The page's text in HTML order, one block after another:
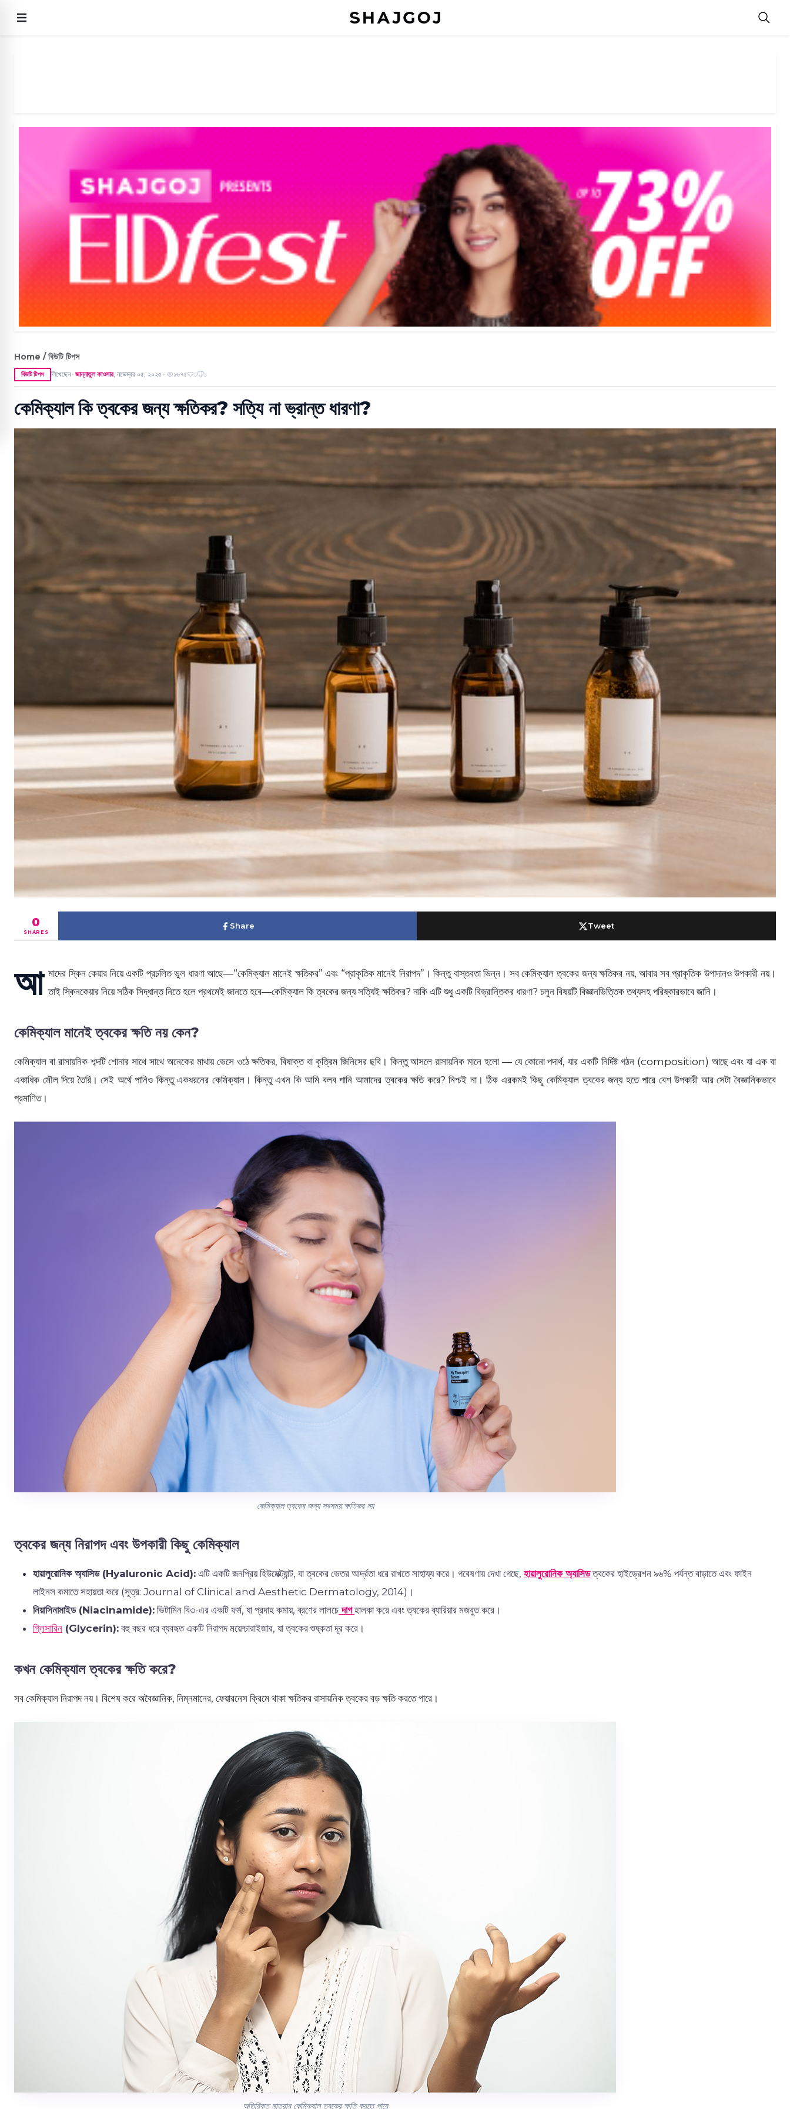
Home / বিউটি টিপস
বিউটি টিপস লিখেছেন ● জান্নাতুল কাওসার, নভেম্বর ০৫, ২০২৫ ● ১৬৭৫ ১ ১
কেমিক্যাল কি ত্বকের জন্য ক্ষতিকর? সত্যি না ভ্রান্ত ধারণা?
0
SHARES
Share Tweet
আ মাদের স্কিন কেয়ার নিয়ে একটি প্রচলিত ভুল ধারণা আছে—“কেমিক্যাল মানেই ক্ষতিকর” এবং “প্রাকৃতিক মানেই নিরাপদ”। কিন্তু বাস্তবতা ভিন্ন। সব কেমিক্যাল ত্বকের জন্য ক্ষতিকর নয়, আবার সব প্রাকৃতিক উপাদানও উপকারী নয়।
তাই স্কিনকেয়ার নিয়ে সঠিক সিদ্ধান্ত নিতে হলে প্রথমেই জানতে হবে—কেমিক্যাল কি ত্বকের জন্য সত্যিই ক্ষতিকর? নাকি এটি শুধু একটি বিভ্রান্তিকর ধারণা? চলুন বিষয়টি বিজ্ঞানভিত্তিক তথ্যসহ পরিষ্কারভাবে জানি।
কেমিক্যাল মানেই ত্বকের ক্ষতি নয় কেন?
কেমিক্যাল বা রাসায়নিক শব্দটি শোনার সাথে সাথে অনেকের মাথায় ভেসে ওঠে ক্ষতিকর, বিষাক্ত বা কৃত্রিম জিনিসের ছবি। কিন্তু আসলে রাসায়নিক মানে হলো — যে কোনো পদার্থ, যার একটি নির্দিষ্ট গঠন (composition) আছে এবং যা এক বা
একাধিক মৌল দিয়ে তৈরি। সেই অর্থে পানিও কিন্তু একধরনের কেমিক্যাল। কিন্তু এখন কি আমি বলব পানি আমাদের ত্বকের ক্ষতি করে? নিশ্চই না। ঠিক এরকমই কিছু কেমিক্যাল ত্বকের জন্য হতে পারে বেশ উপকারী আর সেটা বৈজ্ঞানিকভাবে
প্রমাণিত।
কেমিক্যাল ত্বকের জন্য সবসময় ক্ষতিকর নয়
ত্বকের জন্য নিরাপদ এবং উপকারী কিছু কেমিক্যাল
হায়ালুরোনিক অ্যাসিড (Hyaluronic Acid): এটি একটি জনপ্রিয় হিউমেক্ট্যান্ট, যা ত্বকের ভেতর আর্দ্রতা ধরে রাখতে সাহায্য করে। গবেষণায় দেখা গেছে, হায়ালুরোনিক অ্যাসিডত্বকের হাইড্রেশন ৯৬% পর্যন্ত বাড়াতে এবং ফাইন
লাইনস কমাতে সহায়তা করে (সূত্র: Journal of Clinical and Aesthetic Dermatology, 2014)।
নিয়াসিনামাইড (Niacinamide): ভিটামিন বি৩-এর একটি ফর্ম, যা প্রদাহ কমায়, ব্রণের লালচে দাগ হালকা করে এবং ত্বকের ব্যারিয়ার মজবুত করে।
গ্লিসারিন (Glycerin): বহু বছর ধরে ব্যবহৃত একটি নিরাপদ ময়েশ্চারাইজার, যা ত্বকের শুষ্কতা দূর করে।
কখন কেমিক্যাল ত্বকের ক্ষতি করে?
সব কেমিক্যাল নিরাপদ নয়। বিশেষ করে অবৈজ্ঞানিক, নিম্নমানের, ফেয়ারনেস ক্রিমে থাকা ক্ষতিকর রাসায়নিক ত্বকের বড় ক্ষতি করতে পারে।
অতিরিক্ত মাত্রার কেমিক্যাল ত্বকের ক্ষতি করতে পারে